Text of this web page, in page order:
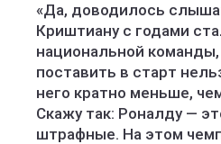
«Да, доводилось
Криштиану с годами
национальной
поставить в старт
него кратно меньше,
Скажу так: Роналду —
штрафные. На этом